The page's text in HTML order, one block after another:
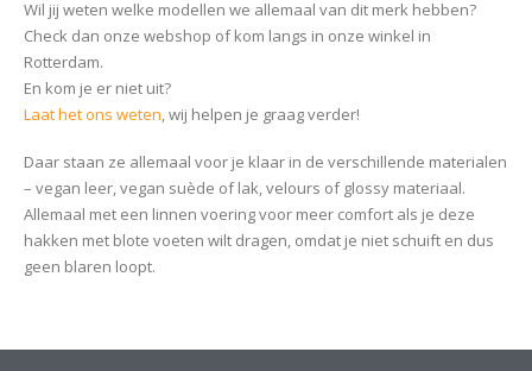
Wil jij weten welke modellen we allemaal van dit merk hebben?
Check dan onze webshop of kom langs in onze winkel in
Rotterdam.
En kom je er niet uit?
Laat het ons weten , wij helpen je graag verder!
Daar staan ze allemaal voor je klaar in de verschillende materialen
– vegan leer, vegan suède of lak, velours of glossy materiaal.
Allemaal met een linnen voering voor meer comfort als je deze
hakken met blote voeten wilt dragen, omdat je niet schuift en dus
geen blaren loopt.